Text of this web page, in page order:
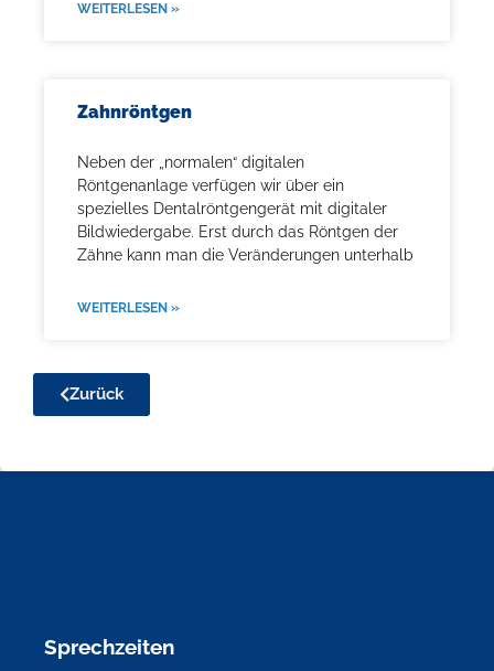
WEITERLESEN »
Zahnröntgen
Neben der „normalen“ digitalen
Röntgenanlage verfügen wir über ein
spezielles Dentalröntgengerät mit digitaler
Bildwiedergabe. Erst durch das Röntgen der
Zähne kann man die Veränderungen unterhalb
WEITERLESEN »
Zurück
Sprechzeiten